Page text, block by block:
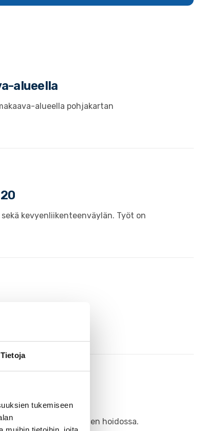
Tietoja
tukemiseen
alueella
alueella pohjakartan
kevyenliikenteenväylän. Työt on
yksityisten tienpitäjien hoidossa.